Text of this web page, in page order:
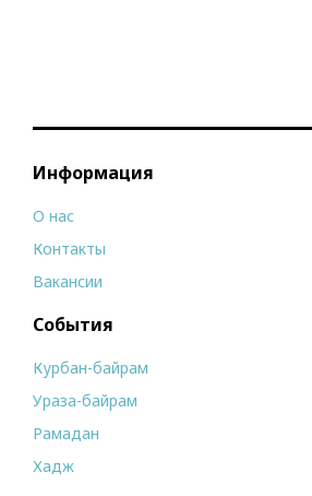
Информация
О нас
Контакты
Вакансии
События
Курбан-байрам
Ураза-байрам
Рамадан
Хадж